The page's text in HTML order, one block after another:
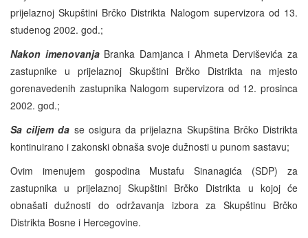
prijelaznoj Skupštini Brčko Distrikta Nalogom supervizora od 13.
studenog 2002. god.;
Nakon imenovanja Branka Damjanca i Ahmeta Derviševića za
zastupnike u prijelaznoj Skupštini Brčko Distrikta na mjesto
gorenavedenih zastupnika Nalogom supervizora od 12. prosinca
2002. god.;
Sa ciljem da se osigura da prijelazna Skupština Brčko Distrikta
kontinuirano i zakonski obnaša svoje dužnosti u punom sastavu;
Ovim imenujem gospodina Mustafu Sinanagića (SDP) za
zastupnika u prijelaznoj Skupštini Brčko Distrikta u kojoj će
obnašati dužnosti do održavanja izbora za Skupštinu Brčko
Distrikta Bosne i Hercegovine.